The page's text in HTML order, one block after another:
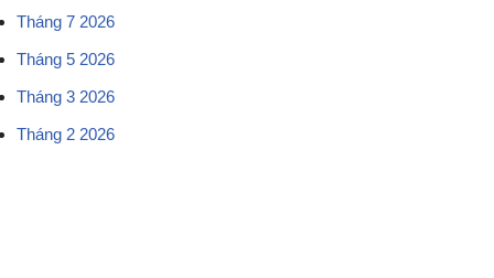
Tháng 7 2026
Tháng 5 2026
Tháng 3 2026
Tháng 2 2026